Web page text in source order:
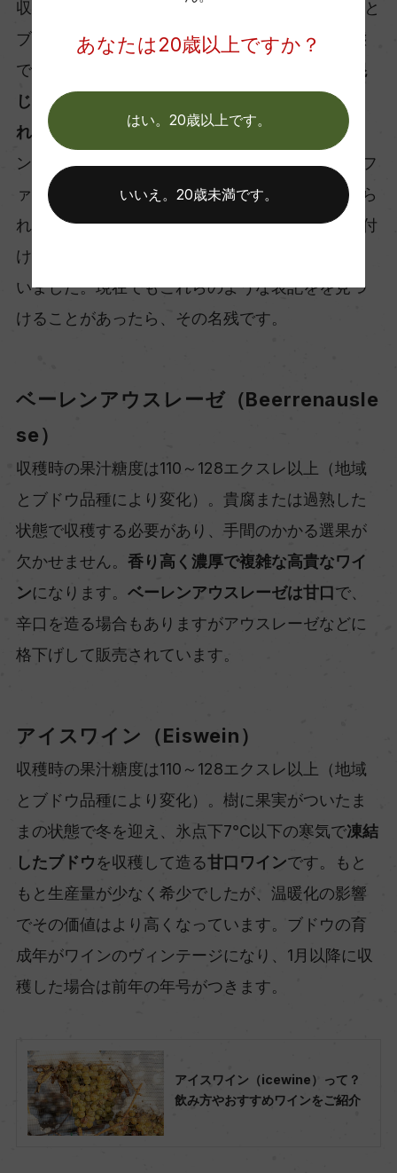
収穫時の果汁糖度は88～105エクスレ以上（地域と
ブドウ品種により変化）。完熟または貴腐の状態
で収穫する必要があります。
貴腐独特の香りが混
じった味わい
辛口も見ら
れます。1971年以前のアウスレーゼにはファイ
ン、ファイナー、ファイネストの3等級があり、フ
ァイネストが最も優れていました。3等級が認めら
れなくなった際に生産者が独自に（*,**,***）を付
けたり金色のカプセルを使って差別化したりして
いました。現在でもこれらのような表記をを見つ
けることがあったら、その名残です。
ベーレンアウスレーゼ（Beerrenausle
se）
収穫時の果汁糖度は110～128エクスレ以上（地域
とブドウ品種により変化）。貴腐または過熟した
状態で収穫する必要があり、手間のかかる選果が
欠かせません。 香り高く濃厚で複雑な高貴なワイ
ンになります。 ベーレンアウスレーゼは甘口で、
辛口を造る場合もありますがアウスレーゼなどに
格下げして販売されています。
アイスワイン（Eiswein）
収穫時の果汁糖度は110～128エクスレ以上（地域
とブドウ品種により変化）。樹に果実がついたま
まの状態で冬を迎え、氷点下7℃以下の寒気で凍結
したブドウを収穫して造る甘口ワインです。もと
もと生産量が少なく希少でしたが、温暖化の影響
でその価値はより高くなっています。ブドウの育
成年がワインのヴィンテージになり、1月以降に収
穫した場合は前年の年号がつきます。
アイスワイン（icewine）って？
飲み方やおすすめワインをご紹介
あなたは20歳以上ですか？
はい。20歳以上です。
いいえ。20歳未満です。